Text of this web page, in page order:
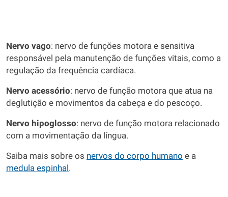
Nervo vago: nervo de funções motora e sensitiva
responsável pela manutenção de funções vitais, como a
regulação da frequência cardíaca.
Nervo acessório: nervo de função motora que atua na
deglutição e movimentos da cabeça e do pescoço.
Nervo hipoglosso: nervo de função motora relacionado
com a movimentação da língua.
Saiba mais sobre os nervos do corpo humano e a
medula espinhal.